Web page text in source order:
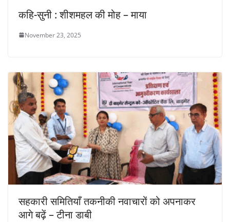
कहि-सुनी : शीशमहल की मोह – माया
November 23, 2025
सहकारी समितियाँ तकनीकी नवाचारों को अपनाकर
आगे बढ़ें – टीना डाबी